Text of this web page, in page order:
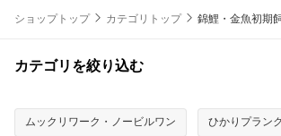
ショップトップ カテゴリトップ 錦鯉・金魚初期
カテゴリを絞り込む
ムックリワーク・ノービルワン ひかりプラン